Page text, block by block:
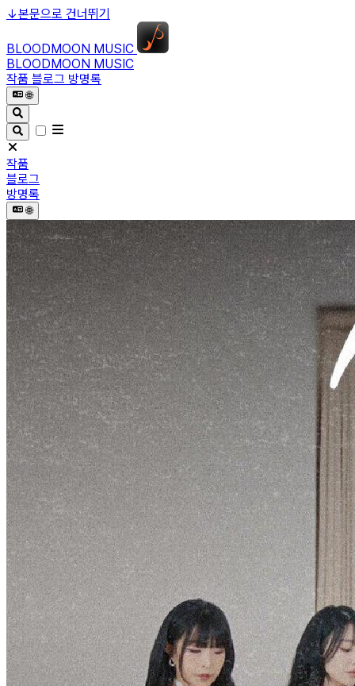
↓본문으로 건너뛰기
BLOODMOON MUSIC
BLOODMOON MUSIC
작품 블로그 방명록
🌐︎
작품
블로그
방명록
🌐︎